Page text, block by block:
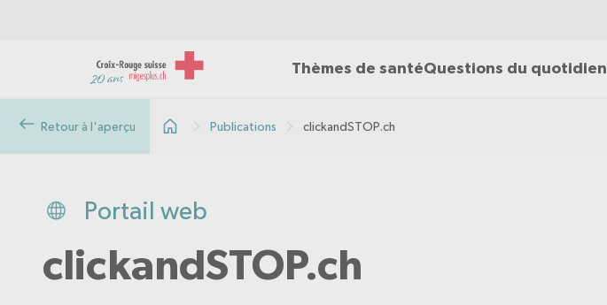
Thèmes de santéQuestions du quotidien
Retour à l'aperçu Publications clickandSTOP.ch
Portail web
clickandSTOP.ch